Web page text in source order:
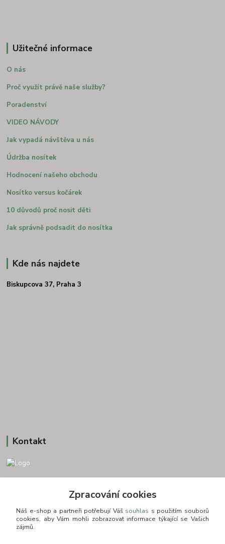
Užitečné informace
O nás
Proč využít právě naše služby?
Poradenství
VIDEO NÁVODY
Jak vypadá návštěva u nás
Údržba nosítek
Hodnocení našeho obchodu
Nosítko versus kočárek
10 důvodů proč nosit děti
Jak správně podsadit do nosítka
Kde nás najdete
Biskupcova 37, Praha 3
Kontakt
+420 775693830
Otevírací doba: PO-PÁ: 9:00-16:00 NUTNÁ REZERVACE
info@zkusnositko.cz
Zpracování cookies
Náš e-shop a partneři potřebují Váš souhlas s použitím souborů
cookies, aby Vám mohli zobrazovat informace týkající se Vašich
zájmů.